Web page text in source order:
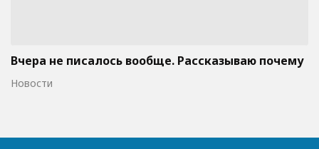
Вчера не писалось вообще. Рассказываю почему
Новости